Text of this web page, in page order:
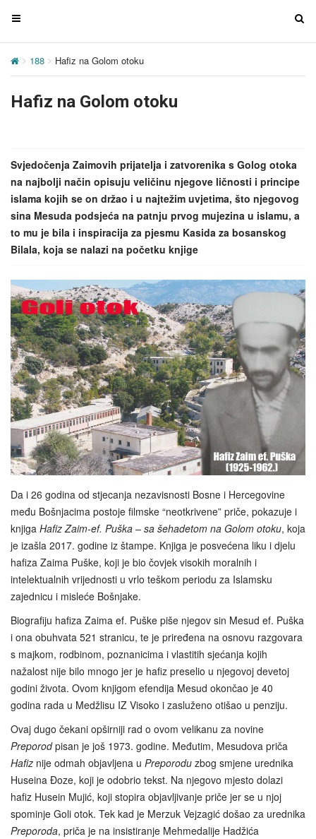
T
g
e
i
g
a
t
i
o
T
i
g
a
t
188 Hafiz na Golom otoku
Hafiz na Golom otoku
Svjedočenja Zaimovih prijatelja i zatvorenika s Golog otoka
na najbolji način opisuju veličinu njegove ličnosti i principe
islama kojih se on držao i u najtežim uvjetima, što njegovog
sina Mesuda podsjeća na patnju prvog mujezina u islamu, a
to mu je bila i inspiracija za pjesmu Kasida za bosanskog
Bilala, koja se nalazi na početku knjige
Da i 26 godina od stjecanja nezavisnosti Bosne i Hercegovine
među Bošnjacima postoje filmske “neotkrivene” priče, pokazuje i
knjiga Hafiz Zaim-ef. Puška – sa šehadetom na Golom otoku, koja
je izašla 2017. godine iz štampe. Knjiga je posvećena liku i djelu
hafiza Zaima Puške, koji je bio čovjek visokih moralnih i
intelektualnih vrijednosti u vrlo teškom periodu za Islamsku
zajednicu i misleće Bošnjake.
Biografiju hafiza Zaima ef. Puške piše njegov sin Mesud ef. Puška
i ona obuhvata 521 stranicu, te je priređena na osnovu razgovara
s majkom, rodbinom, poznanicima i vlastitih sjećanja kojih
nažalost nije bilo mnogo jer je hafiz preselio u njegovoj devetoj
godini života. Ovom knjigom efendija Mesud okončao je 40
godina rada u Medžlisu IZ Visoko i zasluženo otišao u penziju.
Ovaj dugo čekani opširniji rad o ovom velikanu za novine
Preporodpisan je još 1973. godine. Međutim, Mesudova priča
Hafiz nije odmah objavljena u Preporodu zbog smjene urednika
Huseina Đoze, koji je odobrio tekst. Na njegovo mjesto dolazi
hafiz Husein Mujić, koji stopira objavljivanje priče jer se u njoj
spominje Goli otok. Tek kad je Merzuk Vejzagić došao za urednika
Preporoda, priča je na insistiranje Mehmedalije Hadžića